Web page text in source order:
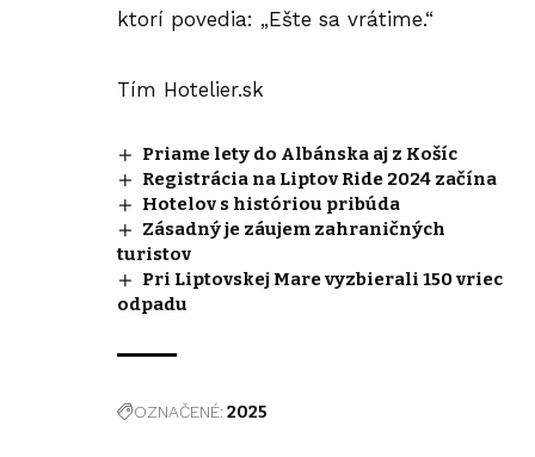
ktorí povedia: „Ešte sa vrátime.“
Tím Hotelier.sk
Priame lety do Albánska aj z Košíc
Registrácia na Liptov Ride 2024 začína
Hotelov s históriou pribúda
Zásadný je záujem zahraničných
turistov
Pri Liptovskej Mare vyzbierali 150 vriec
odpadu
OZNAČENÉ:2025